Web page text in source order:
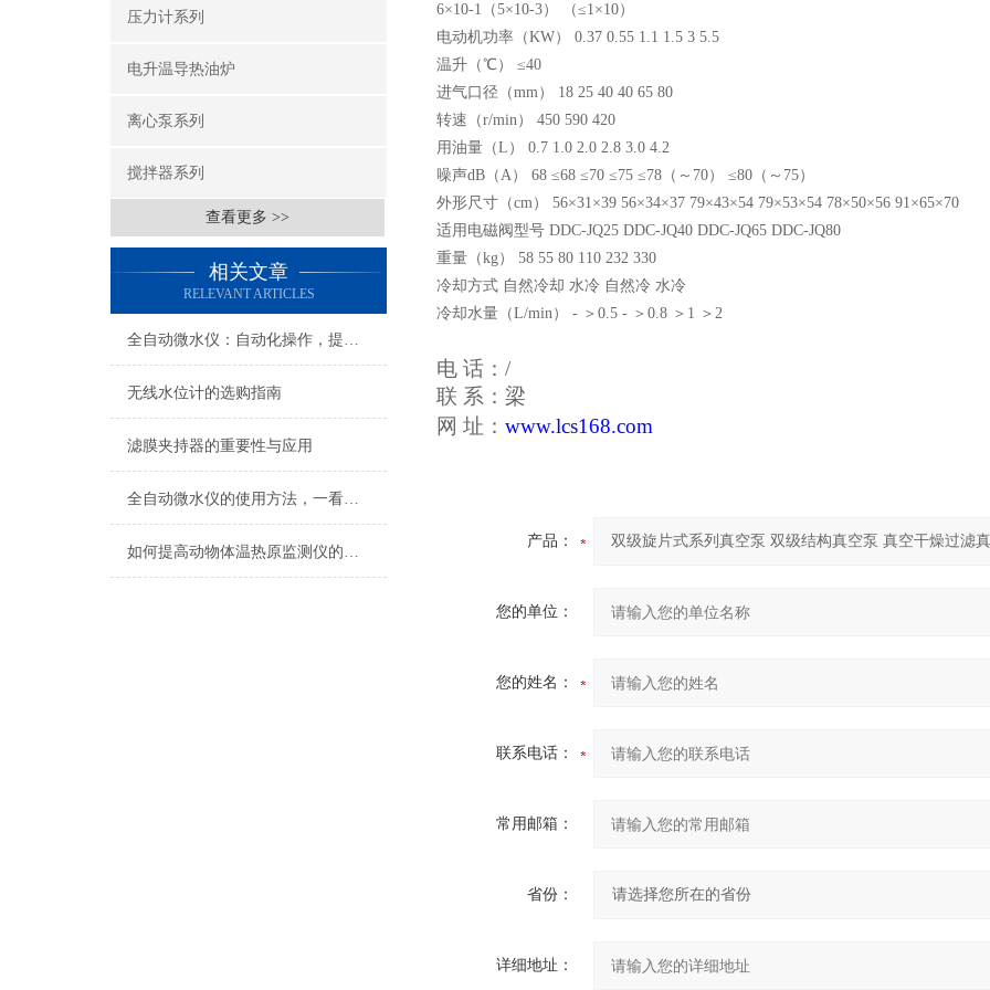
压力计系列
电升温导热油炉
离心泵系列
搅拌器系列
查看更多 >>
相关文章
RELEVANT ARTICLES
全自动微水仪：自动化操作，提高检测效率
无线水位计的选购指南
滤膜夹持器的重要性与应用
全自动微水仪的使用方法，一看就会
如何提高动物体温热原监测仪的测量准确性？
6×10-1（5×10-3） （≤1×10）
电动机功率（KW） 0.37 0.55 1.1 1.5 3 5.5
温升（℃） ≤40
进气口径（mm） 18 25 40 40 65 80
转速（r/min） 450 590 420
用油量（L） 0.7 1.0 2.0 2.8 3.0 4.2
噪声dB（A） 68 ≤68 ≤70 ≤75 ≤78（～70） ≤80（～75）
外形尺寸（cm） 56×31×39 56×34×37 79×43×54 79×53×54 78×50×56 91×65×70
适用电磁阀型号 DDC-JQ25 DDC-JQ40 DDC-JQ65 DDC-JQ80
重量（kg） 58 55 80 110 232 330
冷却方式 自然冷却 水冷 自然冷 水冷
冷却水量（L/min） - ＞0.5 - ＞0.8 ＞1 ＞2
电 话：/
联 系：梁
网 址： www.lcs168.com
产品：
您的单位：
您的姓名：
联系电话：
常用邮箱：
省份：
详细地址：